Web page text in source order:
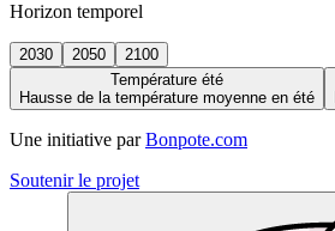
Horizon temporel
2030 2050
2100
Température été
Hausse de la température moyenne en été
Une initiative par Bonpote.com
Soutenir le projet